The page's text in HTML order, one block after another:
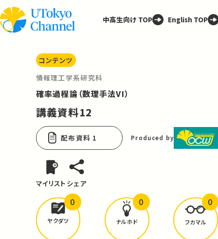
中高生向け TOP English TOP
コンテンツ
情報理工学系研究科
確率過程論（数理手法VI）
講義資料12
配布資料 1 Produced by
マイリスト シェア
どんな学びがありましたか？
ヤクダツ
0
ナルホド
0
フカマル
0